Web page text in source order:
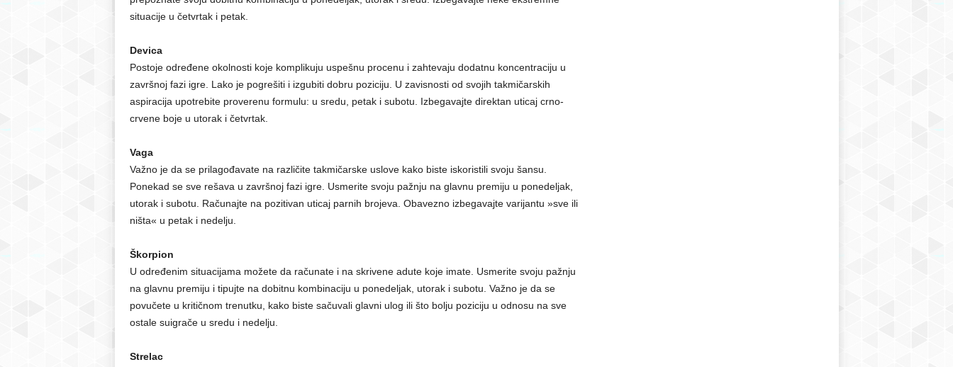
situacije u četvrtak i petak.
Devica
Postoje određene okolnosti koje komplikuju uspešnu procenu i zahtevaju dodatnu koncentraciju u
završnoj fazi igre. Lako je pogrešiti i izgubiti dobru poziciju. U zavisnosti od svojih takmičarskih
aspiracija upotrebite proverenu formulu: u sredu, petak i subotu. Izbegavajte direktan uticaj crno-
crvene boje u utorak i četvrtak.
Vaga
Važno je da se prilagođavate na različite takmičarske uslove kako biste iskoristili svoju šansu.
Ponekad se sve rešava u završnoj fazi igre. Usmerite svoju pažnju na glavnu premiju u ponedeljak,
utorak i subotu. Računajte na pozitivan uticaj parnih brojeva. Obavezno izbegavajte varijantu »sve ili
ništa« u petak i nedelju.
Škorpion
U određenim situacijama možete da računate i na skrivene adute koje imate. Usmerite svoju pažnju
na glavnu premiju i tipujte na dobitnu kombinaciju u ponedeljak, utorak i subotu. Važno je da se
povučete u kritičnom trenutku, kako biste sačuvali glavni ulog ili što bolju poziciju u odnosu na sve
ostale suigrače u sredu i nedelju.
Strelac